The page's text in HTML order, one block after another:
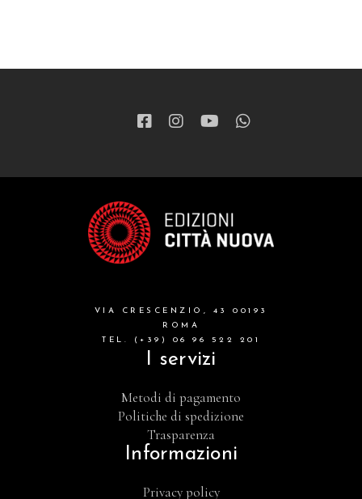
VIA CRESCENZIO, 43 00193
ROMA
TEL. (+39) 06 96 522 201
I servizi
Metodi di pagamento
Politiche di spedizione
Trasparenza
Informazioni
Privacy policy